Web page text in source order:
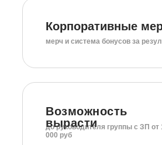
Корпоративные
мерч и система бонусов за
Возможность
вырасти
до руководителя группы c ЗП от
000 руб